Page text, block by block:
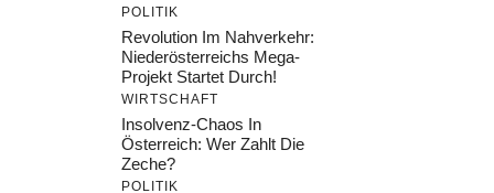
POLITIK
Revolution Im Nahverkehr:
Niederösterreichs Mega-
Projekt Startet Durch!
WIRTSCHAFT
Insolvenz-Chaos In
Österreich: Wer Zahlt Die
Zeche?
POLITIK